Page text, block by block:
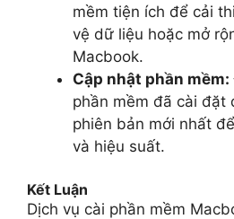
mềm tiện ích để cải
vệ dữ liệu hoặc mở
Macbook.
Cập nhật phần mềm:
phần mềm đã cài đặt
phiên bản mới nhất
và hiệu suất.
Kết Luận
Dịch vụ cài phần mềm